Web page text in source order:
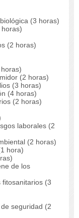
(3 horas)
(2 horas)
(2 horas)
(3 horas)
(4 horas)
(2 horas)
laborales (2
(2 horas)
hora)
de los
(3
seguridad (2